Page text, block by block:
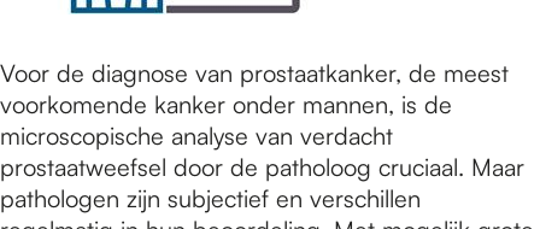
Voor de diagnose van prostaatkanker, de meest
voorkomende kanker onder mannen, is de
microscopische analyse van verdacht
prostaatweefsel door de patholoog cruciaal. Maar
pathologen zijn subjectief en verschillen